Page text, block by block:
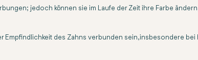
jedoch können sie im Laufe der Zeit ihre Farbe
des Zahns verbunden sein, insbesondere